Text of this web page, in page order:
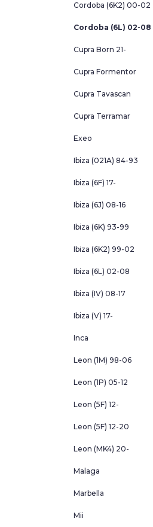
Cordoba (6K2) 00-02
Cordoba (6L) 02-08
Cupra Born 21-
Cupra Formentor
Cupra Tavascan
Cupra Terramar
Exeo
Ibiza (021A) 84-93
Ibiza (6F) 17-
Ibiza (6J) 08-16
Ibiza (6K) 93-99
Ibiza (6K2) 99-02
Ibiza (6L) 02-08
Ibiza (IV) 08-17
Ibiza (V) 17-
Inca
Leon (1M) 98-06
Leon (1P) 05-12
Leon (5F) 12-
Leon (5F) 12-20
Leon (MK4) 20-
Malaga
Marbella
Mii